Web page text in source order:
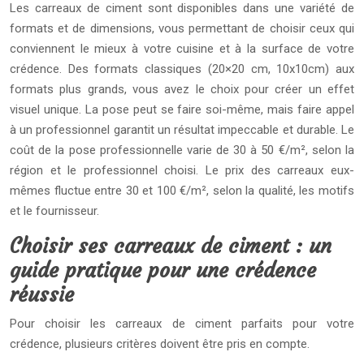
Les carreaux de ciment sont disponibles dans une variété de
formats et de dimensions, vous permettant de choisir ceux qui
conviennent le mieux à votre cuisine et à la surface de votre
crédence. Des formats classiques (20×20 cm, 10x10cm) aux
formats plus grands, vous avez le choix pour créer un effet
visuel unique. La pose peut se faire soi-même, mais faire appel
à un professionnel garantit un résultat impeccable et durable. Le
coût de la pose professionnelle varie de 30 à 50 €/m², selon la
région et le professionnel choisi. Le prix des carreaux eux-
mêmes fluctue entre 30 et 100 €/m², selon la qualité, les motifs
et le fournisseur.
Choisir ses carreaux de ciment : un
guide pratique pour une crédence
réussie
Pour choisir les carreaux de ciment parfaits pour votre
crédence, plusieurs critères doivent être pris en compte.